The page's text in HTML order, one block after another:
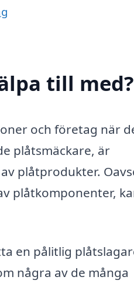
till med?
och företag när
plåtsmäckare, är
plåtprodukter.
plåtkomponenter,
en pålitlig
några av de många